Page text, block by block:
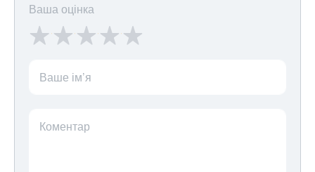
Ваша оцінка
Ваше ім’я
Коментар